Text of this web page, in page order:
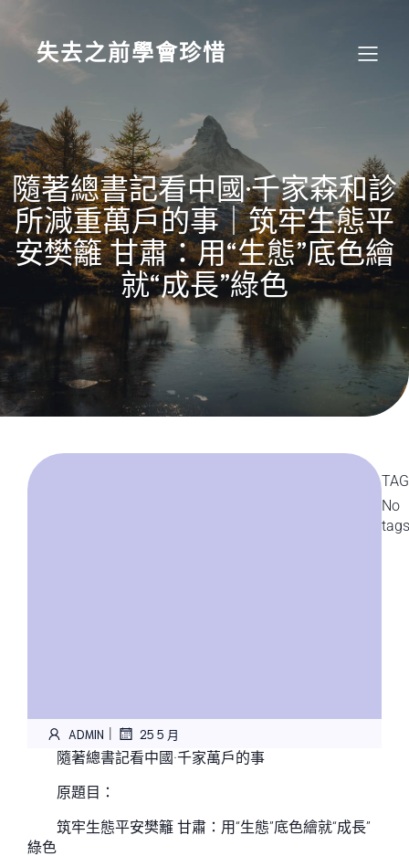
content
失去之前學會珍惜
隨著總書記看中國·千家森和診
所減重萬戶的事｜筑牢生態平
安樊籬 甘肅：用“生態”底色繪
就“成長”綠色
ADMIN | 25 5 月
隨著總書記看中國·千家萬戶的事
原題目：
筑牢生態平安樊籬 甘肅：用“生態”底色繪就“成長”
綠色
No
tags